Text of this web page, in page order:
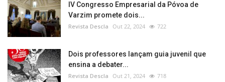
IV Congresso Empresarial da Póvoa de
Varzim promete dois...
Revista Descla Out 22, 2024 722
Dois professores lançam guia juvenil que
ensina a debater...
Revista Descla Out 21, 2024 718